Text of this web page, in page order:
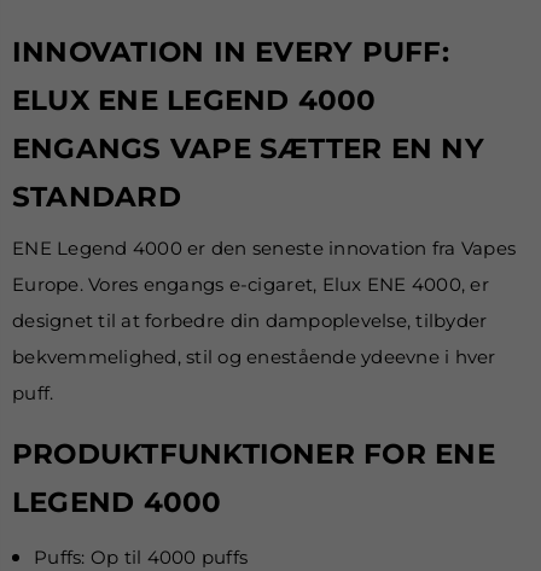
INNOVATION IN EVERY PUFF:
ELUX ENE LEGEND 4000
ENGANGS VAPE SÆTTER EN NY
STANDARD
ENE Legend 4000 er den seneste innovation fra Vapes
Europe. Vores engangs e-cigaret, Elux ENE 4000, er
designet til at forbedre din dampoplevelse, tilbyder
bekvemmelighed, stil og enestående ydeevne i hver
puff.
PRODUKTFUNKTIONER FOR ENE
LEGEND 4000
Puffs: Op til 4000 puffs